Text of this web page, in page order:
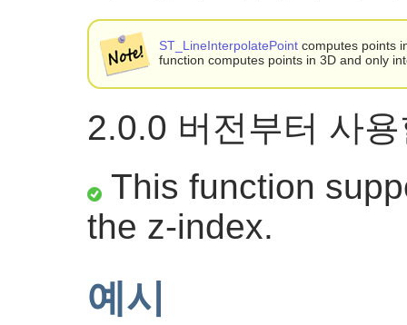
ST_LineInterpolatePoint computes points
function computes points in 3D and only
2.0.0 버전부터 사
This function
the z-index.
예시